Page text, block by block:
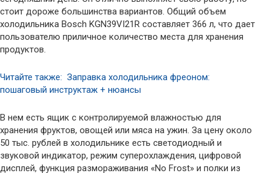
стоит дороже большинства вариантов. Общий объем
холодильника Bosch KGN39VI21R составляет 366 л, что дает
пользователю приличное количество места для хранения
продуктов.
Читайте также: Заправка холодильника фреоном:
пошаговый инструктаж + нюансы
В нем есть ящик с контролируемой влажностью для
хранения фруктов, овощей или мяса на ужин. За цену около
50 тыс. рублей в холодильнике есть светодиодный и
звуковой индикатор, режим суперохлаждения, цифровой
дисплей, функция размораживания «No Frost» и полки из